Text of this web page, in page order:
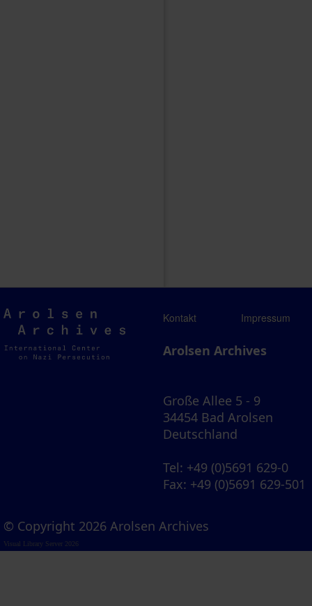
Arolsen
Archives
Kontakt Impressum
Arolsen Archives
Große Allee 5 - 9
34454 Bad Arolsen
Deutschland
Tel: +49 (0)5691 629-0
Fax: +49 (0)5691 629-501
© Copyright 2026 Arolsen Archives
Visual Library Server 2026